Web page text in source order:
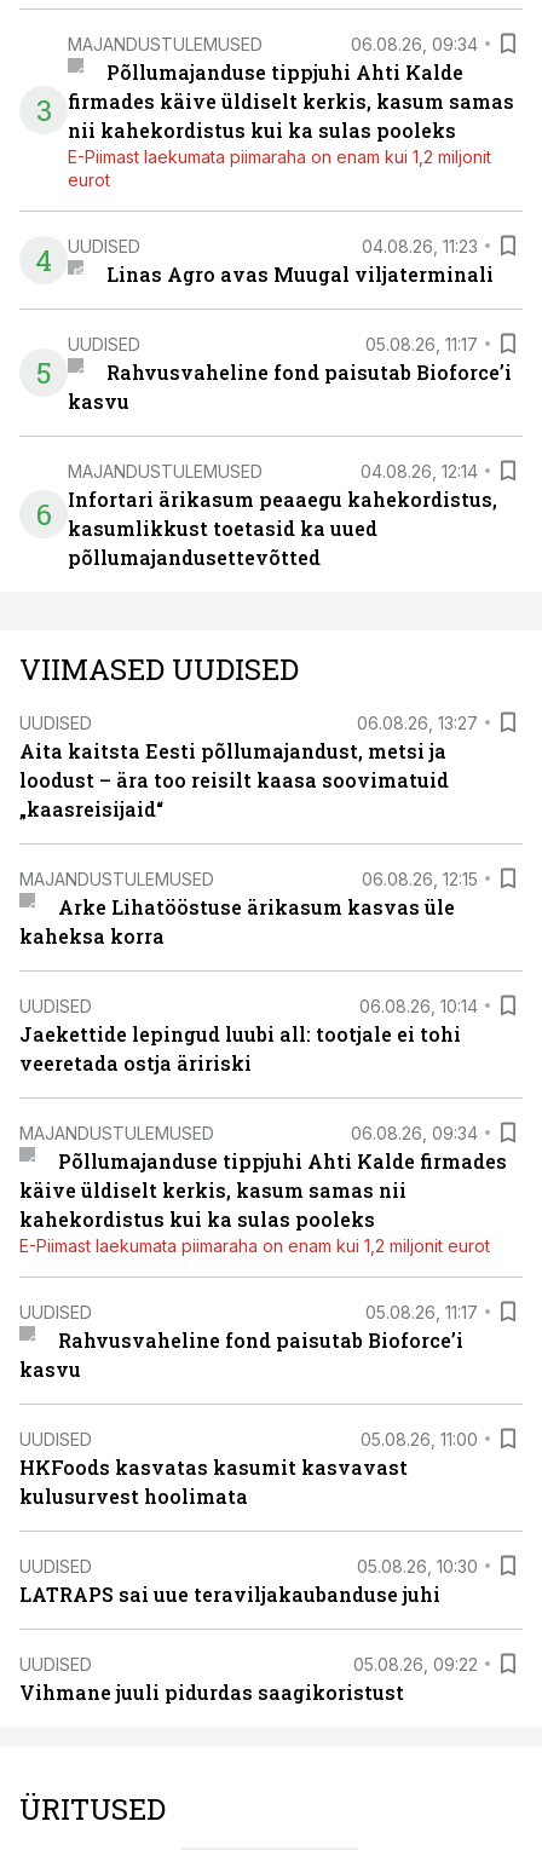
3
MAJANDUSTULEMUSED 06.08.26, 09:34
Põllumajanduse tippjuhi Ahti Kalde
firmades käive üldiselt kerkis, kasum samas
nii kahekordistus kui ka sulas pooleks
E-Piimast laekumata piimaraha on enam kui 1,2 miljonit
eurot
4 UUDISED 04.08.26, 11:23
Linas Agro avas Muugal viljaterminali
5
UUDISED 05.08.26, 11:17
Rahvusvaheline fond paisutab Bioforce’i
kasvu
6
MAJANDUSTULEMUSED 04.08.26, 12:14
Infortari ärikasum peaaegu kahekordistus,
kasumlikkust toetasid ka uued
põllumajandusettevõtted
VIIMASED UUDISED
UUDISED 06.08.26, 13:27
Aita kaitsta Eesti põllumajandust, metsi ja
loodust – ära too reisilt kaasa soovimatuid
„kaasreisijaid“
MAJANDUSTULEMUSED 06.08.26, 12:15
Arke Lihatööstuse ärikasum kasvas üle
kaheksa korra
UUDISED 06.08.26, 10:14
Jaekettide lepingud luubi all: tootjale ei tohi
veeretada ostja äririski
MAJANDUSTULEMUSED 06.08.26, 09:34
Põllumajanduse tippjuhi Ahti Kalde firmades
käive üldiselt kerkis, kasum samas nii
kahekordistus kui ka sulas pooleks
E-Piimast laekumata piimaraha on enam kui 1,2 miljonit eurot
UUDISED 05.08.26, 11:17
Rahvusvaheline fond paisutab Bioforce’i
kasvu
UUDISED 05.08.26, 11:00
HKFoods kasvatas kasumit kasvavast
kulusurvest hoolimata
UUDISED 05.08.26, 10:30
LATRAPS sai uue teraviljakaubanduse juhi
UUDISED 05.08.26, 09:22
Vihmane juuli pidurdas saagikoristust
ÜRITUSED